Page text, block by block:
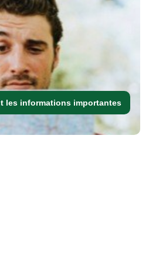
les informations importantes